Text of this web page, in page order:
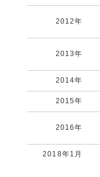
2012年
2013年
2014年
2015年
2016年
2018年1月